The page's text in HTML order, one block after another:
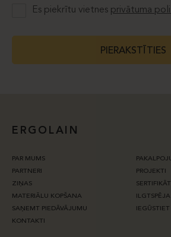
Es piekrītu vietnes privātuma
PIERAKSTĪTIES
ERGOLAIN
PAR MUMS
PARTNERI
PROJEKTI
ZIŅAS
SERTIFIKĀTI
MATERIĀLU KOPŠANA
ILGTSPĒJA
SAŅEMT PIEDĀVĀJUMU
KONTAKTI